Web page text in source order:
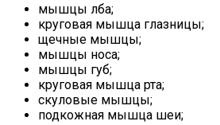
мышцы лба;
круговая мышца глазницы;
щечные мышцы;
мышцы носа;
мышцы губ;
круговая мышца рта;
скуловые мышцы;
подкожная мышца шеи;